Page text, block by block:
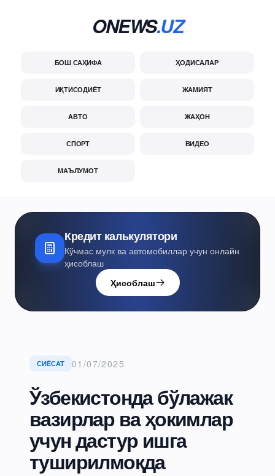
ONEWS.UZ
БОШ САҲИФА ҲОДИСАЛАР
ИҚТИСОДИЁТ ЖАМИЯТ
АВТО ЖАҲОН
СПОРТ ВИДЕО
МАЪЛУМОТ
Кредит калькулятори
Кўчмас мулк ва автомобиллар учун онлайн
ҳисоблаш
Ҳисоблаш
СИЁСАТ 01/07/2025
Ўзбекистонда бўлажак
вазирлар ва ҳокимлар
учун дастур ишга
туширилмоқда